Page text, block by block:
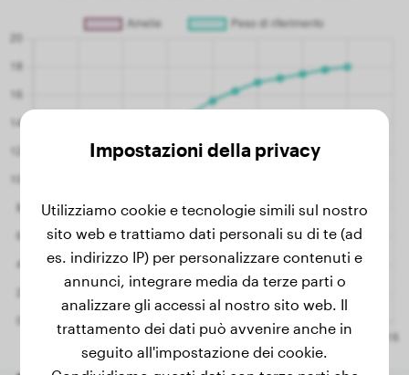
Impostazioni della privacy
Utilizziamo cookie e tecnologie simili sul nostro
sito web e trattiamo dati personali su di te (ad
es. indirizzo IP) per personalizzare contenuti e
annunci, integrare media da terze parti o
analizzare gli accessi al nostro sito web. Il
trattamento dei dati può avvenire anche in
seguito all'impostazione dei cookie.